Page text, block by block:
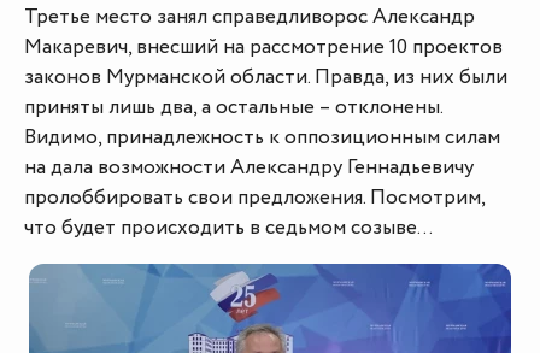
Третье место занял справедливорос Александр
Макаревич, внесший на рассмотрение 10 проектов
законов Мурманской области. Правда, из них были
приняты лишь два, а остальные – отклонены.
Видимо, принадлежность к оппозиционным силам
на дала возможности Александру Геннадьевичу
пролоббировать свои предложения. Посмотрим,
что будет происходить в седьмом созыве…